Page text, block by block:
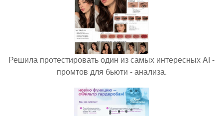
Решила протестировать один из самых интересных AI -
промтов для бьюти - анализа.